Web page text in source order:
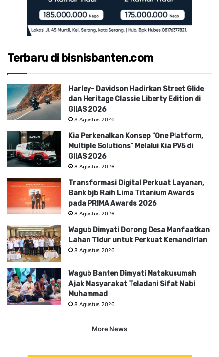
Terbaru di bisnisbanten.com
Harley- Davidson Hadirkan Street Glide
dan Heritage Classie Liberty Edition di
GIIAS 2026
8 Agustus 2026
Kia Perkenalkan Konsep “One Platform,
Multiple Solutions” Melalui Kia PV5 di
GIIAS 2026
8 Agustus 2026
Transformasi Digital Perkuat Layanan,
Bank bjb Raih Lima Titanium Awards
pada PRIMA Awards 2026
8 Agustus 2026
Wagub Dimyati Dorong Desa Manfaatkan
Lahan Tidur untuk Perkuat Kemandirian
8 Agustus 2026
Wagub Banten Dimyati Natakusumah
Ajak Masyarakat Teladani Sifat Nabi
Muhammad
8 Agustus 2026
More News